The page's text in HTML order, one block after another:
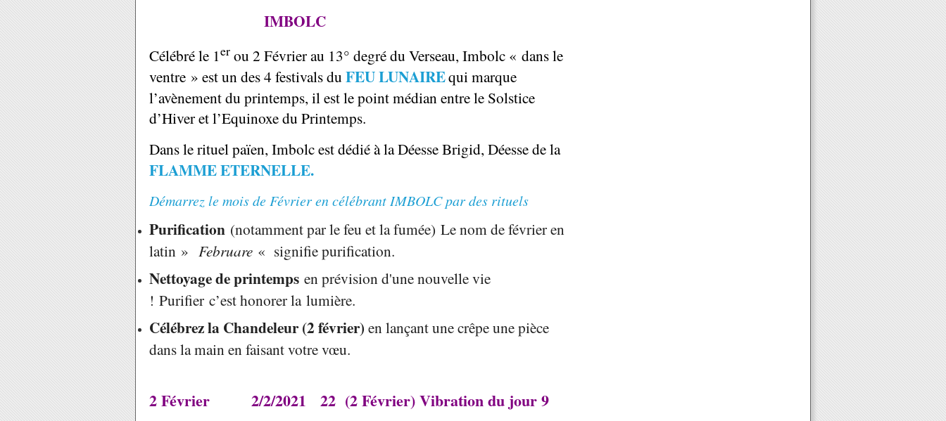
IMBOLC
Célébré le 1er ou 2 Février au 13° degré du Verseau, Imbolc « dans le
ventre » est un des 4 festivals du FEU LUNAIREqui marque
l’avènement du printemps, il est le point médian entre le Solstice
d’Hiver et l’Equinoxe du Printemps.
Dans le rituel païen, Imbolc est dédié à la Déesse Brigid, Déesse de la
FLAMME ETERNELLE.
Démarrez le mois de Février en célébrant IMBOLC par des rituels
Purification (notamment par le feu et la fumée) Le nom de février en
latin » Februare « signifie purification.
Nettoyage de printemps en prévision d'une nouvelle vie
! Purifier c’est honorer la lumière.
Célébrez la Chandeleur (2 février) en lançant une crêpe une pièce
dans la main en faisant votre vœu.
2 Février 2/2/2021 22 (2 Février) Vibration du jour 9